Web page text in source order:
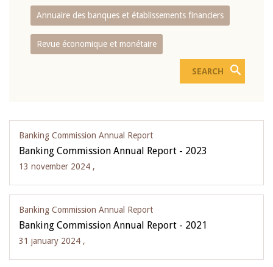
Annuaire des banques et établissements financiers
Revue économique et monétaire
Banking Commission Annual Report
Banking Commission Annual Report - 2023
13 november 2024 ,
Banking Commission Annual Report
Banking Commission Annual Report - 2021
31 january 2024 ,